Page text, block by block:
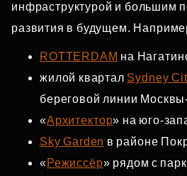
инфраструктурой и большим
развития в будущем.
ROTTERDAM на
жилой квартал Sydney
береговой линии
«Архитектор» на
Sky Garden в районе
«Режиссёр» рядом с